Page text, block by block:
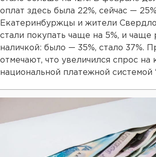
оплат здесь была 22%, сейчас —
Екатеринбуржцы и жители
стали покупать чаще на 5%, и чаще
наличкой: было — 35%, стало 37%.
отмечают, что увеличился спрос на
национальной платежной системой